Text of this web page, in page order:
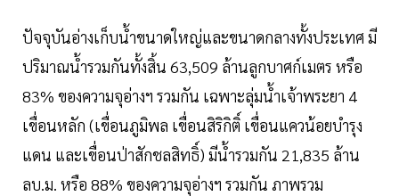
ปัจจุบันอ่างเก็บน้ำขนาดใหญ่และขนาดกลางทั้งประเทศ มี
ปริมาณน้ำรวมกันทั้งสิ้น 63,509 ล้านลูกบาศก์เมตร หรือ
83% ของความจุอ่างฯ รวมกัน เฉพาะลุ่มน้ำเจ้าพระยา 4
เขื่อนหลัก (เขื่อนภูมิพล เขื่อนสิริกิติ์ เขื่อนแควน้อยบำรุง
แดน และเขื่อนป่าสักชลสิทธิ์) มีน้ำรวมกัน 21,835 ล้าน
ลบ.ม. หรือ 88% ของความจุอ่างฯ รวมกัน ภาพรวม